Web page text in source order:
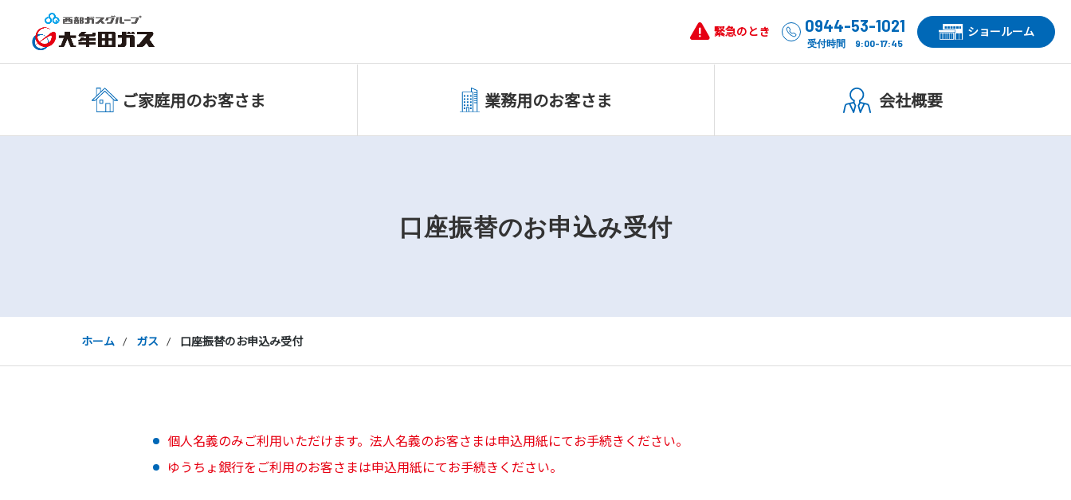
緊急のとき 0944-53-1021
受付時間 9:00-17:45
ショールーム
ご家庭用のお客さま 業務用のお客さま 会社概要
口座振替のお申込み受付
ホーム ガス 口座振替のお申込み受付
個人名義のみご利用いただけます。法人名義のお客さまは申込用紙にてお手続きください。
ゆうちょ銀行をご利用のお客さまは申込用紙にてお手続きください。